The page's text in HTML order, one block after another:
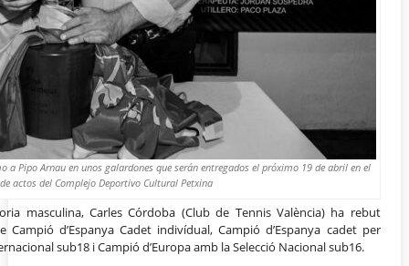
Pipo Arnau en unos galardones que serán entregados el próximo 19 de abril en el
actos del Complejo Deportivo Cultural Petxina
masculina, Carles Córdoba (Club de Tennis València) ha rebut
Campió d’Espanya Cadet indivídual, Campió d’Espanya cadet per
sub18 i Campió d’Europa amb la Selecció Nacional sub16.